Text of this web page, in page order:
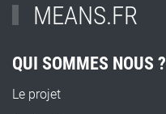
MEANS.FR
QUI SOMMES NOUS ?
Le projet